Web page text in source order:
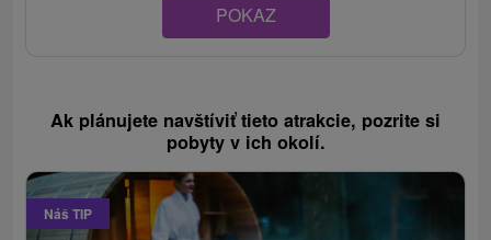
POKAZ
Ak plánujete navštíviť tieto atrakcie, pozrite si
pobyty v ich okolí.
Náš TIP